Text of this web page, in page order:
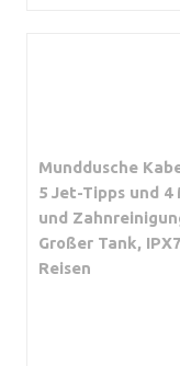
Munddusche
5 Jet-Tipps und
und
Großer Tank,
Reisen